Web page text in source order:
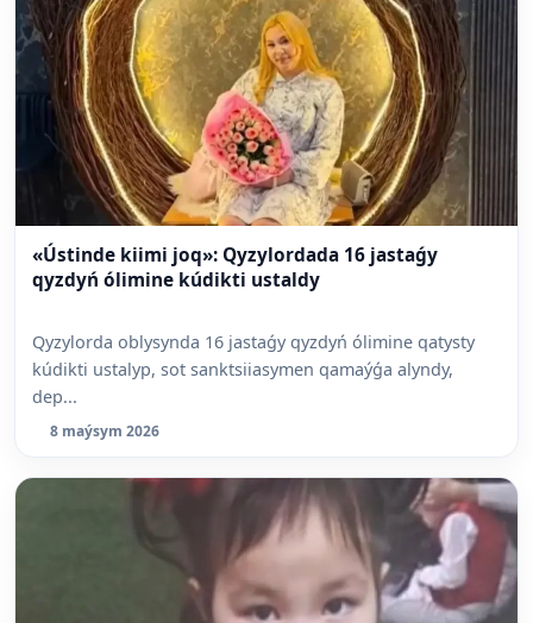
«Ústinde kiimi joq»: Qyzylordada 16 jastaǵy
qyzdyń ólimine kúdikti ustaldy
Qyzylorda oblysynda 16 jastaǵy qyzdyń ólimine qatysty
kúdikti ustalyp, sot sanktsiiasymen qamaýǵa alyndy,
dep...
8 maýsym 2026